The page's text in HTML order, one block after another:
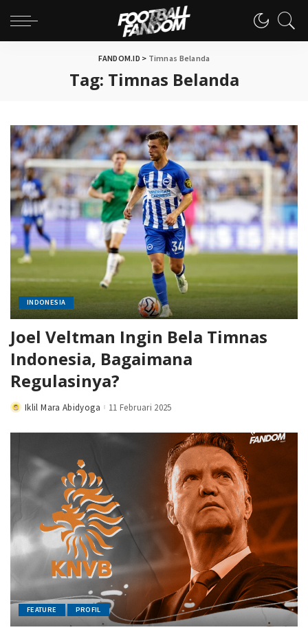
FANDOM.ID > Timnas Belanda
Tag: Timnas Belanda
INDONESIA
Joel Veltman Ingin Bela Timnas
Indonesia, Bagaimana
Regulasinya?
PostedIklil Mara Abidyoga 11 Februari 2025
FEATURE PROFIL